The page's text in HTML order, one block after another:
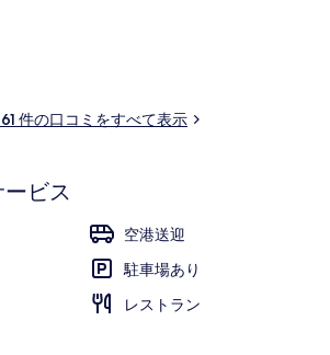
旅行者の高い評価を得ています。
件の口コミをすべて表示
ビス
空港送迎
駐車場あり
レストラン